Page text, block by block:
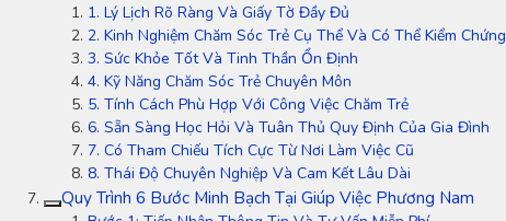
1. Lý Lịch Rõ Ràng Và Giấy Tờ Đầy Đủ
2. Kinh Nghiệm Chăm Sóc Trẻ Cụ Thể Và Có Thể Kiểm Chứng
3. Sức Khỏe Tốt Và Tinh Thần Ổn Định
4. Kỹ Năng Chăm Sóc Trẻ Chuyên Môn
5. Tính Cách Phù Hợp Với Công Việc Chăm Trẻ
6. Sẵn Sàng Học Hỏi Và Tuân Thủ Quy Định Của Gia Đình
7. Có Tham Chiếu Tích Cực Từ Nơi Làm Việc Cũ
8. Thái Độ Chuyên Nghiệp Và Cam Kết Lâu Dài
Quy Trình 6 Bước Minh Bạch Tại Giúp Việc Phương Nam